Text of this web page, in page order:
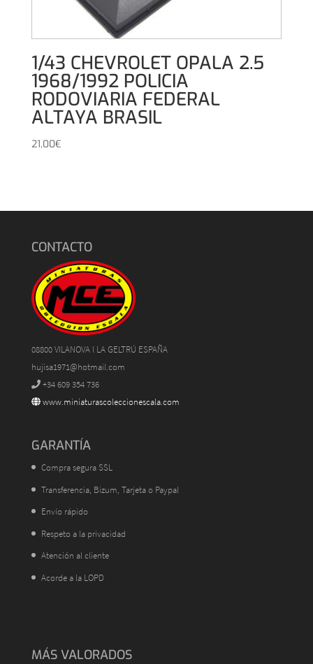
1/43 CHEVROLET OPALA 2.5
1968/1992 POLICIA
RODOVIARIA FEDERAL
ALTAYA BRASIL
21,00€
CONTACTO
08800 VILANOVA I LA GELTRÚ ESPAÑA
hujisa1971@hotmail.com
+34 609 354 736
www.miniaturascoleccionescala.com
GARANTÍA
Compra segura SSL
Transferencia, Bizum, Tarjeta o Paypal
Envío rápido
Respeto a la privacidad
Atención al cliente
Acorde a la LOPD
MÁS VALORADOS